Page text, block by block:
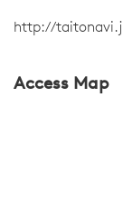
http://
Access Map